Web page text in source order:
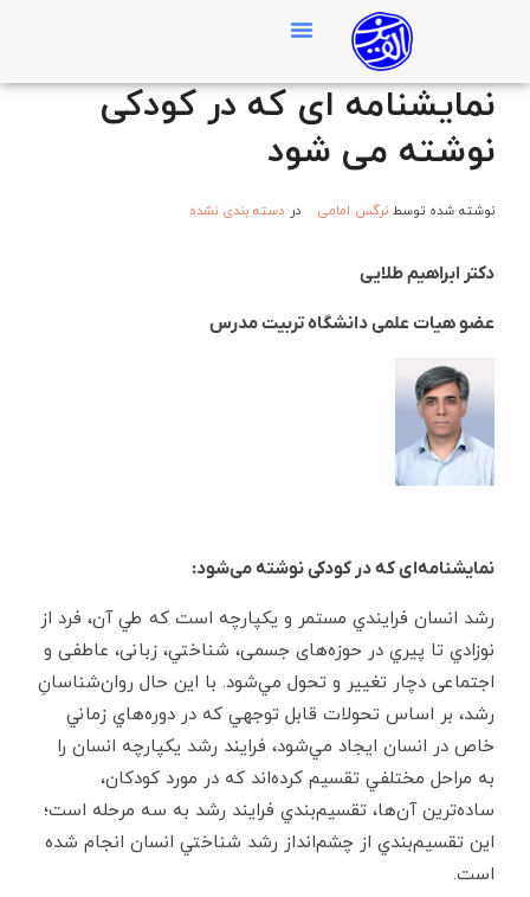
نمایشنامه ای که در کودکی
نوشته می شود
نوشته شده توسط نرگس امامی در دسته بندی نشده
دکتر ابراهیم طلایی
عضو هیات علمی دانشگاه تربیت مدرس
نمایشنامه‌ای که در کودکی نوشته می‌شود:
رشد انسان فرايندي مستمر و يكپارچه است كه طي آن، فرد از
نوزادي تا پيري در حوزه‌های جسمی، شناختي، زبانی، عاطفی و
اجتماعی دچار تغيير و تحول مي‌شود. با اين حال روان‌شناسانِ
رشد، بر اساس تحولات قابل‌ توجهي كه در دوره‌هاي زماني
خاص در انسان ايجاد مي‌شود، فرايند رشد يكپارچه انسان را
به مراحل مختلفي تقسيم كرده‌اند كه در مورد كودكان،
ساده‌ترين آن‌ها، تقسيم‌بندي فرايند رشد به سه مرحله‌ است؛
اين تقسيم‌بندي از چشم‌انداز رشد شناختي انسان انجام شده
است.